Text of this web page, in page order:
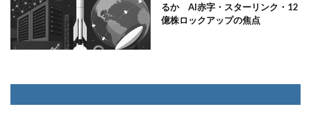
るか AI赤字・スターリンク・12
億株ロックアップの焦点